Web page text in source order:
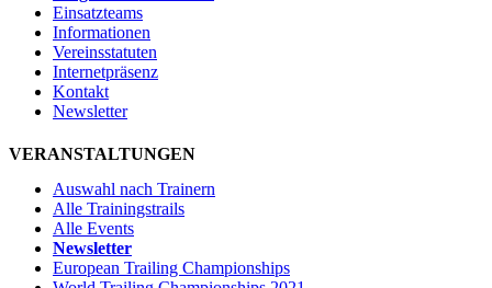
Einsatzteams
Informationen
Vereinsstatuten
Internetpräsenz
Kontakt
Newsletter
VERANSTALTUNGEN
Auswahl nach Trainern
Alle Trainingstrails
Alle Events
Newsletter
European Trailing Championships